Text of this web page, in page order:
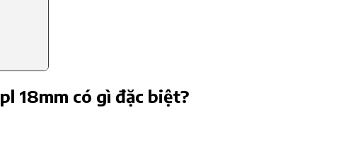
18mm có gì đặc biệt?